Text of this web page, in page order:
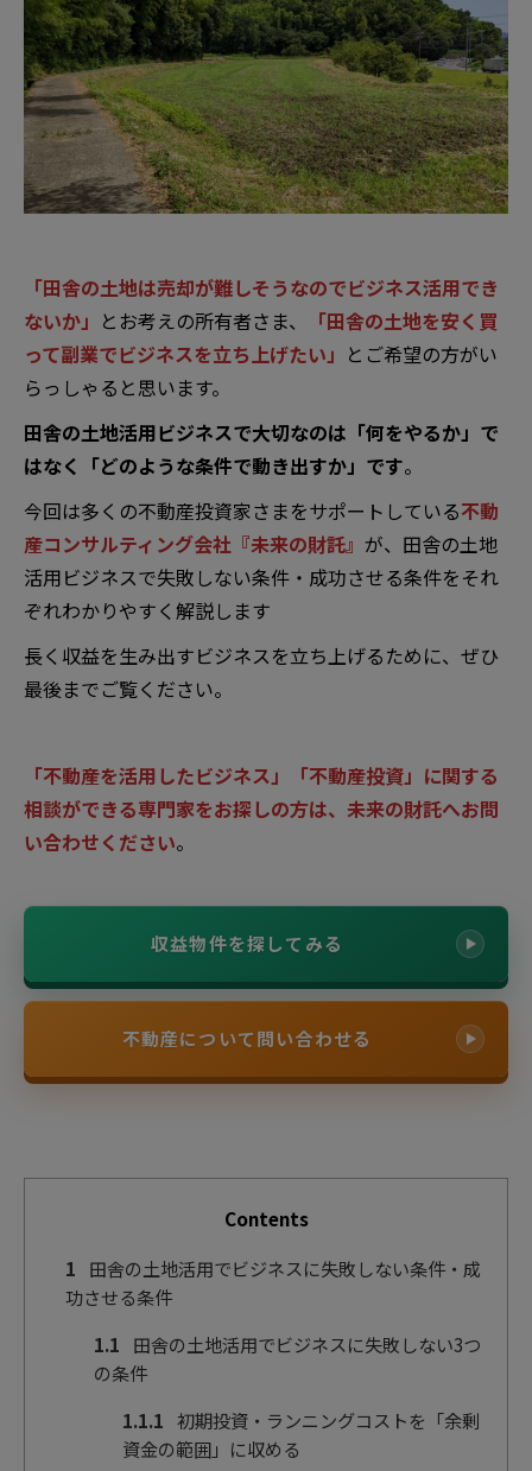
「田舎の土地は売却が難しそうなのでビジネス活用でき
ないか」 とお考えの所有者さま、
「田舎の土地を安く買
って副業でビジネスを立ち上げたい」 とご希望の方がい
らっしゃると思います。
田舎の土地活用ビジネスで大切なのは「何をやるか」で
はなく「どのような条件で動き出すか」です。
今回は多くの不動産投資家さまをサポートしている不動
産コンサルティング会社『未来の財託』 が、田舎の土地
活用ビジネスで失敗しない条件・成功させる条件をそれ
ぞれわかりやすく解説します
長く収益を生み出すビジネスを立ち上げるために、ぜひ
最後までご覧ください。
「不動産を活用したビジネス」「不動産投資」に関する
相談ができる専門家をお探しの方は、未来の財託へお問
い合わせください。
収益物件を探してみる
不動産について問い合わせる
Contents
1 田舎の土地活用でビジネスに失敗しない条件・成
功させる条件
1.1 田舎の土地活用でビジネスに失敗しない3つ
の条件
1.1.1 初期投資・ランニングコストを「余剰
資金の範囲」に収める